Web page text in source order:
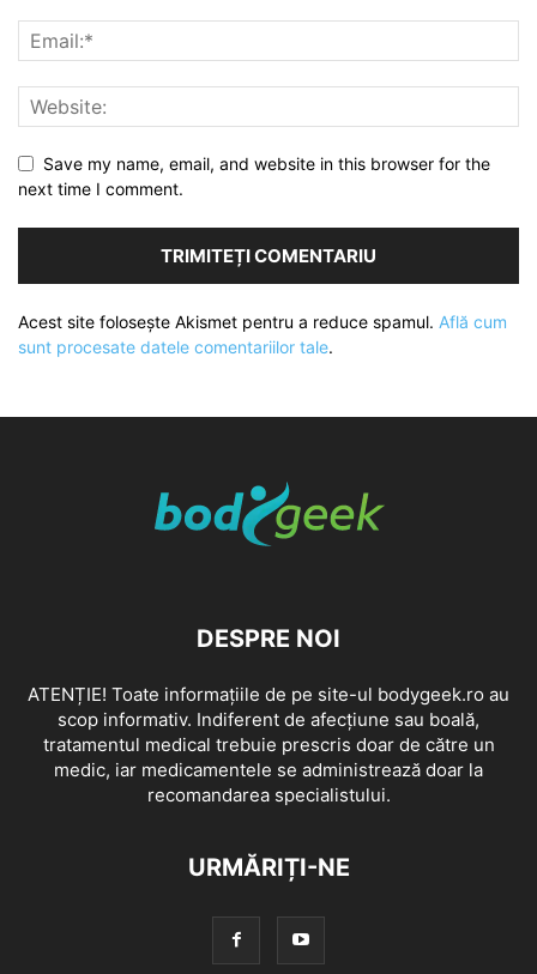
Save my name, email, and website in this browser for the
next time I comment.
Acest site folosește Akismet pentru a reduce spamul. Află cum
sunt procesate datele comentariilor tale.
DESPRE NOI
ATENȚIE! Toate informațiile de pe site-ul bodygeek.ro au
scop informativ. Indiferent de afecțiune sau boală,
tratamentul medical trebuie prescris doar de către un
medic, iar medicamentele se administrează doar la
recomandarea specialistului.
URMĂRIȚI-NE